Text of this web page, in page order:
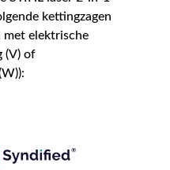
kettingzagen
met elektrische
(V) of